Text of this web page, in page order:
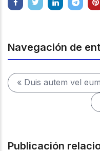
Navegación de
« Duis autem vel
Publicación